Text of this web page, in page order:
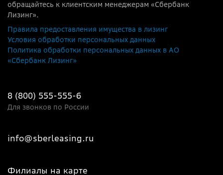
обращайтесь к клиентским менеджерам «Сбербанк
Лизинг».
Правила предоставления имущества в лизинг
Условия обработки персональных данных
Политика обработки персональных данных в АО
«Сбербанк Лизинг»
8 (800) 555-555-6
Для звонков по России
info@sberleasing.ru
Филиалы на карте